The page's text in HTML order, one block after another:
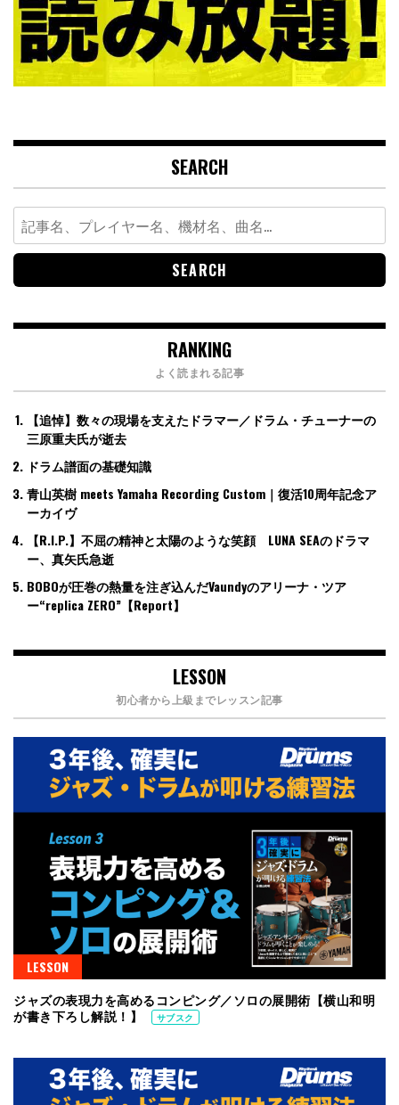
SEARCH
Search
for:
RANKING
よく読まれる記事
【追悼】数々の現場を支えたドラマー／ドラム・チューナーの
三原重夫氏が逝去
ドラム譜面の基礎知識
青山英樹 meets Yamaha Recording Custom｜復活10周年記念ア
ーカイヴ
【R.I.P.】不屈の精神と太陽のような笑顔 LUNA SEAのドラマ
ー、真矢氏急逝
BOBOが圧巻の熱量を注ぎ込んだVaundyのアリーナ・ツア
ー“replica ZERO”【Report】
LESSON
初心者から上級までレッスン記事
LESSON
ジャズの表現力を高めるコンピング／ソロの展開術【横山和明
が書き下ろし解説！】
サブスク